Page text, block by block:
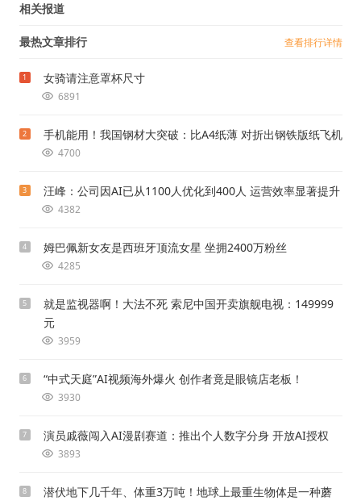
相关报道
最热文章排行 查看排行详情
1 女骑请注意罩杯尺寸
6891
2 手机能用！我国钢材大突破：比A4纸薄 对折出钢铁版纸飞机
4700
3 汪峰：公司因AI已从1100人优化到400人 运营效率显著提升
4382
4 姆巴佩新女友是西班牙顶流女星 坐拥2400万粉丝
4285
5
就是监视器啊！大法不死 索尼中国开卖旗舰电视：149999
元
3959
6 “中式天庭”AI视频海外爆火 创作者竟是眼镜店老板！
3930
7 演员戚薇闯入AI漫剧赛道：推出个人数字分身 开放AI授权
3893
8
潜伏地下几千年、体重3万吨！地球上最重生物体是一种蘑